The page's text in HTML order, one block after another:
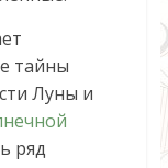
тайны
Луны и
ряд